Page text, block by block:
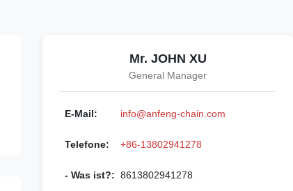
Mr. JOHN XU
General Manager
E-Mail: info@anfeng-chain.com
Telefone: +86-13802941278
- Was ist?: 8613802941278